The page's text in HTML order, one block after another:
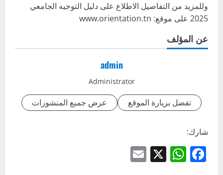
وللمزيد من التفاصيل الاطلاع على دليل التوجيه الجامعي
2025 على موقع: www.orientation.tn
عن المؤلف
admin
Administrator
تفضل بزيارة الموقع عرض جميع المنشورات
شارك:
Facebook
WhatsApp
X